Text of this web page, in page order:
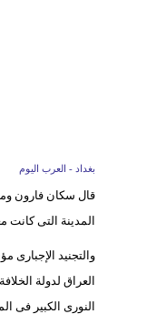
بغداد - العرب اليوم
قال سكان فارون
المدينة التى كانت
والتجنيد
العراق لدولة
النورى الكبير فى